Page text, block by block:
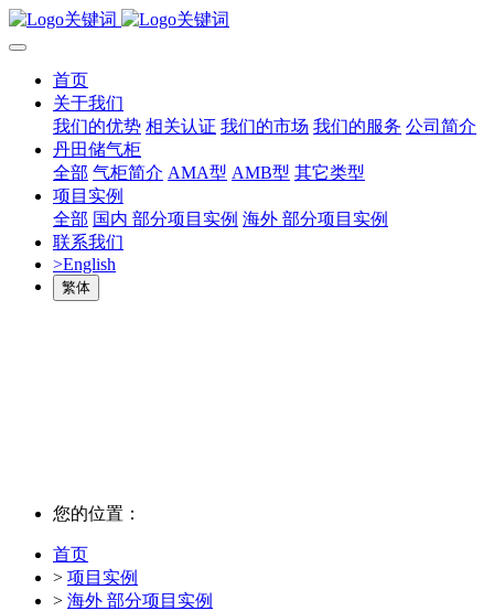
首页
关于我们
我们的优势 相关认证 我们的市场 我们的服务 公司简介
丹田储气柜
全部 气柜简介 AMA型 AMB型 其它类型
项目实例
全部 国内 部分项目实例 海外 部分项目实例
联系我们
>English
繁体
您的位置：
首页
> 项目实例
> 海外 部分项目实例